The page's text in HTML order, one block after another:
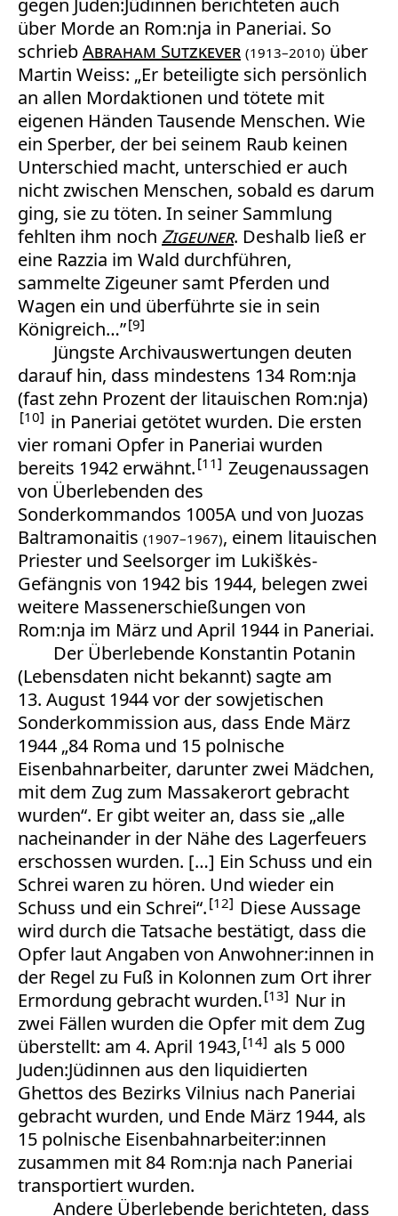
gegen Juden:Jüdinnen berichteten auch
über Morde an Rom:nja in Paneriai. So
schriebAbraham Sutzkever (1913–2010) über
Martin Weiss: „Er beteiligte sich persönlich
an allen Mordaktionen und tötete mit
eigenen Händen Tausende Menschen. Wie
ein Sperber, der bei seinem Raub keinen
Unterschied macht, unterschied er auch
nicht zwischen Menschen, sobald es darum
ging, sie zu töten. In seiner Sammlung
fehlten ihm noch Zigeuner. Deshalb ließ er
eine Razzia im Wald durchführen,
sammelte Zigeuner samt Pferden und
Wagen ein und überführte sie in sein
Königreich…” 9
Jüngste Archivauswertungen deuten
darauf hin, dass mindestens 134 Rom:nja
(fast zehn Prozent der litauischen Rom:nja)
10
in Paneriai getötet wurden. Die ersten
vier romani Opfer in Paneriai wurden
bereits 1942 erwähnt. 11
Zeugenaussagen
von Überlebenden des
Sonderkommandos 1005A und von Juozas
Baltramonaitis (1907–1967), einem litauischen
Priester und Seelsorger im Lukiškės-
Gefängnis von 1942 bis 1944, belegen zwei
weitere Massenerschießungen von
Rom:nja im März und April 1944 in Paneriai.
Der Überlebende Konstantin Potanin
(Lebensdaten nicht bekannt) sagte am
13. August 1944 vor der sowjetischen
Sonderkommission aus, dass Ende März
1944 „84 Roma und 15 polnische
Eisenbahnarbeiter, darunter zwei Mädchen,
mit dem Zug zum Massakerort gebracht
wurden“. Er gibt weiter an, dass sie „alle
nacheinander in der Nähe des Lagerfeuers
erschossen wurden. […] Ein Schuss und ein
Schrei waren zu hören. Und wieder ein
Schuss und ein Schrei“. 12
Diese Aussage
wird durch die Tatsache bestätigt, dass die
Opfer laut Angaben von Anwohner:innen in
der Regel zu Fuß in Kolonnen zum Ort ihrer
Ermordung gebracht wurden. 13
Nur in
zwei Fällen wurden die Opfer mit dem Zug
überstellt: am 4. April 1943, 14
als 5 000
Juden:Jüdinnen aus den liquidierten
Ghettos des Bezirks Vilnius nach Paneriai
gebracht wurden, und Ende März 1944, als
15 polnische Eisenbahnarbeiter:innen
zusammen mit 84 Rom:nja nach Paneriai
transportiert wurden.
Andere Überlebende berichteten, dass